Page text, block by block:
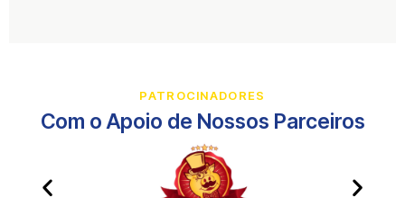
PATROCINADORES
Com o Apoio de Nossos Parceiros​